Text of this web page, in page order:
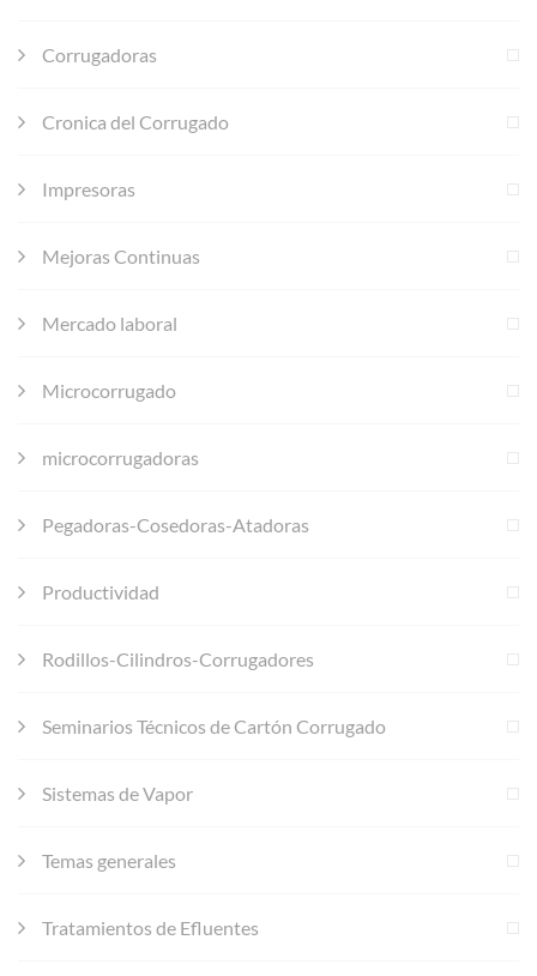
Corrugadoras
Cronica del Corrugado
Impresoras
Mejoras Continuas
Mercado laboral
Microcorrugado
microcorrugadoras
Pegadoras-Cosedoras-Atadoras
Productividad
Rodillos-Cilindros-Corrugadores
Seminarios Técnicos de Cartón Corrugado
Sistemas de Vapor
Temas generales
Tratamientos de Efluentes